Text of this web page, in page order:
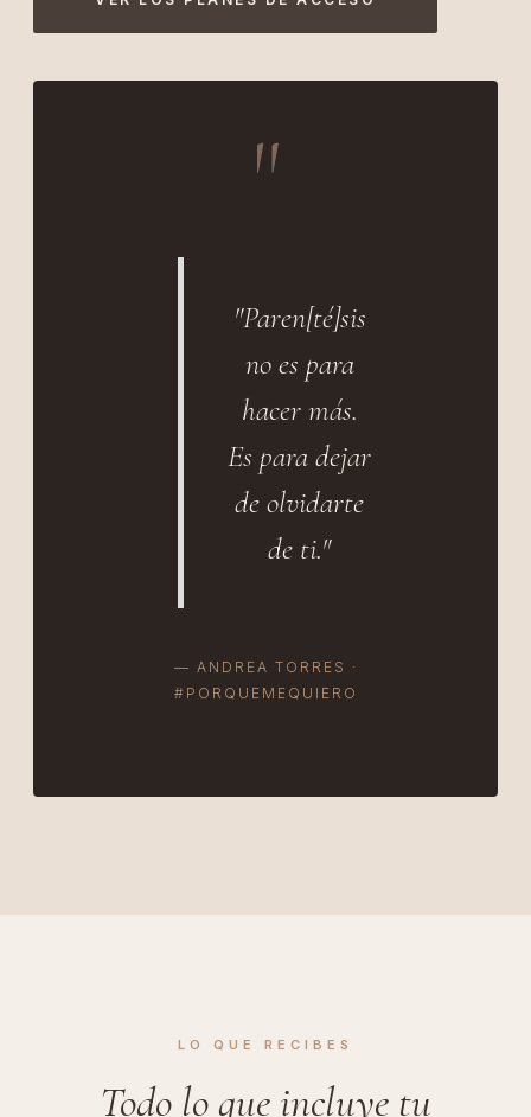
"
"Paren[té]sis
no es para
hacer más.
Es para dejar
de olvidarte
de ti."
— ANDREA TORRES ·
#PORQUEMEQUIERO
LO QUE RECIBES
Todo lo que incluye tu